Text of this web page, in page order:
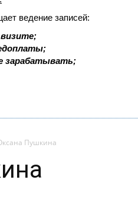
ведение записей:
зарабатывать;
Пушкина